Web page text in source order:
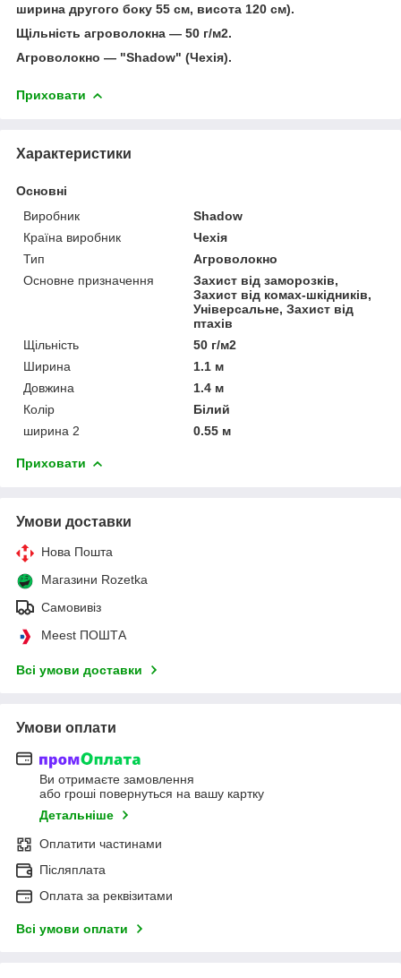
ширина другого боку 55 см, висота 120 см).
Щільність агроволокна — 50 г/м2.
Агроволокно — "Shadow" (Чехія).
Приховати
Характеристики
Основні
Виробник
Shadow
Країна виробник
Чехія
Тип
Агроволокно
Основне призначення
Захист від заморозків,
Захист від комах-шкідників,
Універсальне, Захист від
птахів
Щільність
50 г/м2
Ширина
1.1 м
Довжина
1.4 м
Колір
Білий
ширина 2
0.55 м
Приховати
Умови доставки
Нова Пошта
Магазини Rozetka
Самовивіз
Meest ПОШТА
Всі умови доставки
Умови оплати
Ви отримаєте замовлення
або гроші повернуться на вашу картку
Детальніше
Оплатити частинами
Післяплата
Оплата за реквізитами
Всі умови оплати